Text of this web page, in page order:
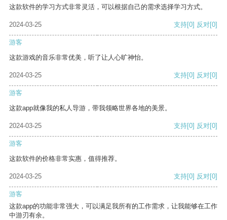
这款软件的学习方式非常灵活，可以根据自己的需求选择学习方式。
2024-03-25 支持[0] 反对[0]
游客
这款游戏的音乐非常优美，听了让人心旷神怡。
2024-03-25 支持[0] 反对[0]
游客
这款app就像我的私人导游，带我领略世界各地的美景。
2024-03-25 支持[0] 反对[0]
游客
这款软件的价格非常实惠，值得推荐。
2024-03-25 支持[0] 反对[0]
游客
这款app的功能非常强大，可以满足我所有的工作需求，让我能够在工作
中游刃有余。